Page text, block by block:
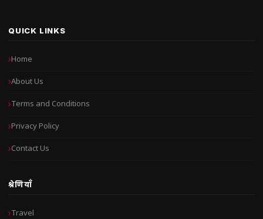
QUICK LINKS
Home
About Us
Terms and Conditions
Privacy Policy
Contact Us
श्रेणियाँ
Travel